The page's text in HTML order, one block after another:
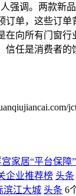
强调。两款新
订单，这些订单
在向所有门窗行
信任是消费者的
家居“平台保障
企业推荐榜 头条
滨江大城 头条 6